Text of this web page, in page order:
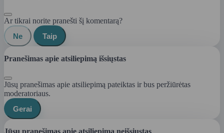
Ar tikrai norite pranešti šį komentarą?
Ne
Taip
Pranešimas apie atsiliepimą išsiųstas
Jūsų pranešimas apie atsiliepimą pateiktas ir bus peržiūrėtas
moderatoriaus.
Gerai